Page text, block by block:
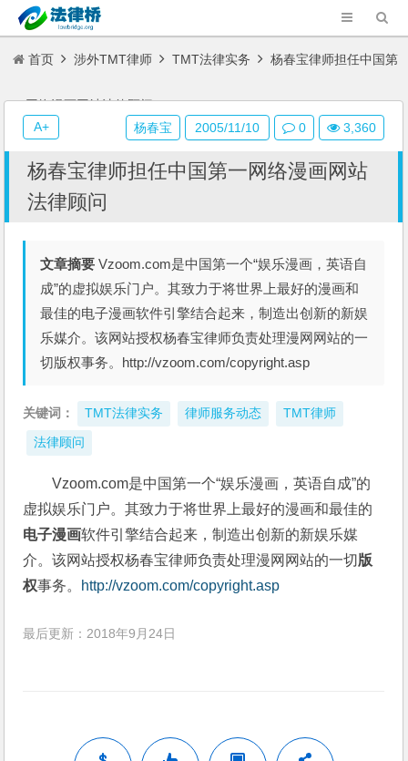
首页 涉外TMT律师 TMT法律实务 杨春宝律师担任中国第
一网络漫画网站法律顾问
杨春宝律师担任中国第一网络漫画网站
法律顾问
文章摘要 Vzoom.com是中国第一个“娱乐漫画，英语自
成”的虚拟娱乐门户。其致力于将世界上最好的漫画和
最佳的电子漫画软件引擎结合起来，制造出创新的新娱
乐媒介。该网站授权杨春宝律师负责处理漫网网站的一
切版权事务。http://vzoom.com/copyright.asp
关键词： TMT法律实务 律师服务动态 TMT律师
法律顾问
Vzoom.com是中国第一个“娱乐漫画，英语自成”的
虚拟娱乐门户。其致力于将世界上最好的漫画和最佳的
电子漫画软件引擎结合起来，制造出创新的新娱乐媒
介。该网站授权杨春宝律师负责处理漫网网站的一切版
权事务。 http://vzoom.com/copyright.asp
最后更新：2018年9月24日
杨春宝 2005/11/10 0 3,360
A+